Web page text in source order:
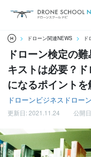
ドローン関連NEWS ド
ドローン検定の
キストは必要？
になるポイントを
ドローンビジネス ドロー
更新日: 2021.11.24 公開